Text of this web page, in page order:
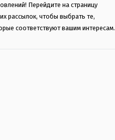
Перейдите на страницу
рассылок, чтобы выбрать те,
соответствуют вашим интересам.